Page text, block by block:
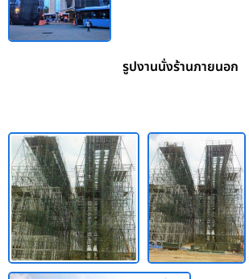
รูปงานนั่งร้านภายนอก